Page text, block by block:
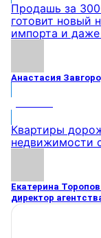
Продашь за
готовит новый
импорта и
Анастасия
Квартиры
недвижимости
Екатерина
директор